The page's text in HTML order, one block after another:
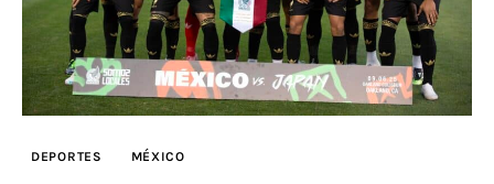
DEPORTES MÉXICO